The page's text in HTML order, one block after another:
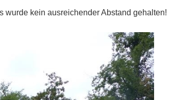
kein ausreichender Abstand gehalten!